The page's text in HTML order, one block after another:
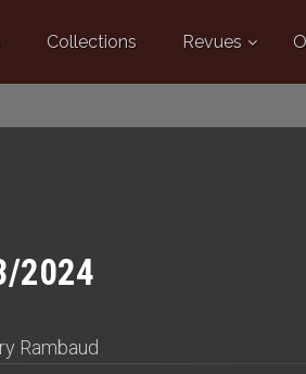
Collections Revues
2024
Rambaud